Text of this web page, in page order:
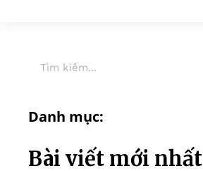
Danh mục:
Bài viết mới nhất